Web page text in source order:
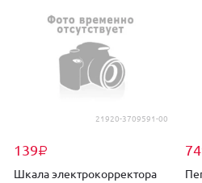
21920-3709591-00
139₽
Шкала электрокорректора